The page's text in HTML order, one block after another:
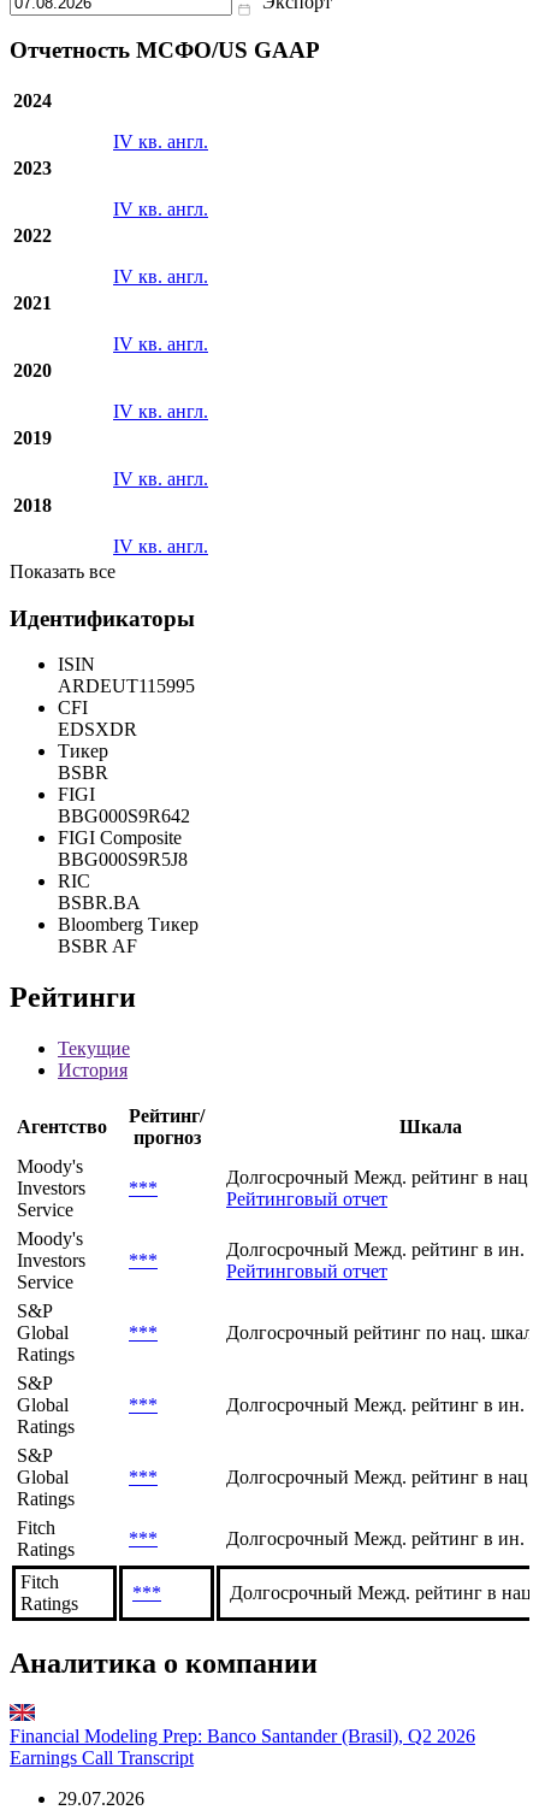
Отчетность МСФО/US GAAP
2024
IV кв. англ.
2023
IV кв. англ.
2022
IV кв. англ.
2021
IV кв. англ.
2020
IV кв. англ.
2019
IV кв. англ.
2018
IV кв. англ.
Показать все
Идентификаторы
ISIN
ARDEUT115995
CFI
EDSXDR
Тикер
BSBR
FIGI
BBG000S9R642
FIGI Composite
BBG000S9R5J8
RIC
BSBR.BA
Bloomberg Тикер
BSBR AF
Рейтинги
Текущие
История
Агентство
Рейтинг/
прогноз
Шкала
Moody's
Investors
Service
***
Долгосрочный Межд. рейтинг в нац.
Рейтинговый отчет
Moody's
Investors
Service
***
Долгосрочный Межд. рейтинг в ин.
Рейтинговый отчет
S&P
Global
Ratings
*** Долгосрочный рейтинг по нац.
S&P
Global
Ratings
*** Долгосрочный Межд. рейтинг в ин.
S&P
Global
Ratings
*** Долгосрочный Межд. рейтинг в нац.
Fitch
Ratings
*** Долгосрочный Межд. рейтинг в ин.
Fitch
Ratings
*** Долгосрочный Межд. рейтинг в
Аналитика о компании
Financial Modeling Prep: Banco Santander (Brasil), Q2 2026
Earnings Call Transcript
29.07.2026